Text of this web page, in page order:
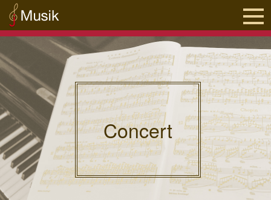
Concert